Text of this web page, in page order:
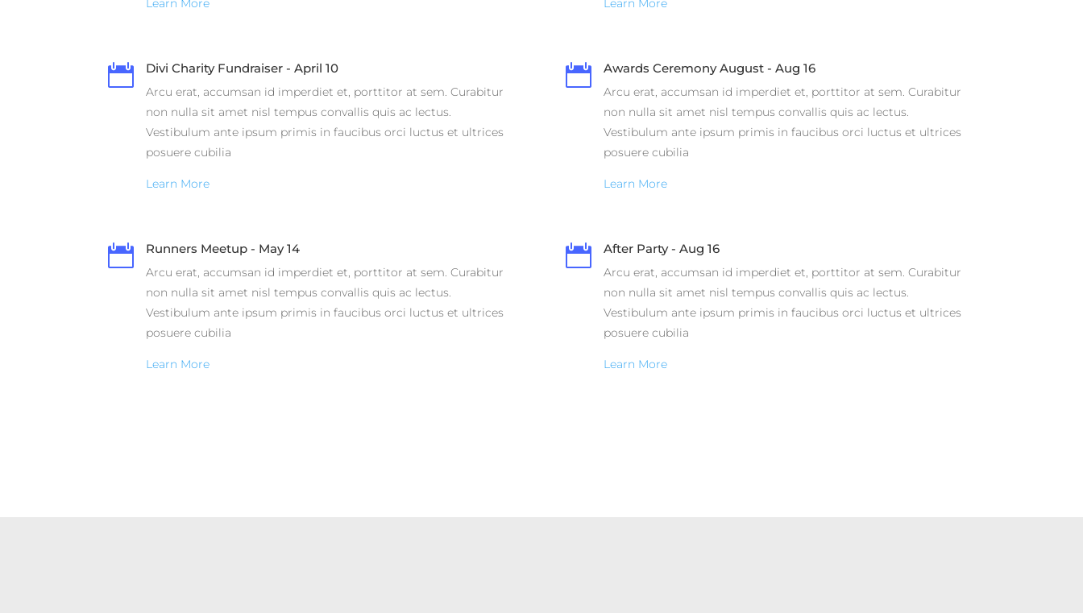
Learn More
 Divi Charity Fundraiser - April 10
Arcu erat, accumsan id imperdiet et, porttitor at sem. Curabitur
non nulla sit amet nisl tempus convallis quis ac lectus.
Vestibulum ante ipsum primis in faucibus orci luctus et ultrices
posuere cubilia
Learn More
 Runners Meetup - May 14
Arcu erat, accumsan id imperdiet et, porttitor at sem. Curabitur
non nulla sit amet nisl tempus convallis quis ac lectus.
Vestibulum ante ipsum primis in faucibus orci luctus et ultrices
posuere cubilia
Learn More
Learn More
 Awards Ceremony August - Aug 16
Arcu erat, accumsan id imperdiet et, porttitor at sem. Curabitur
non nulla sit amet nisl tempus convallis quis ac lectus.
Vestibulum ante ipsum primis in faucibus orci luctus et ultrices
posuere cubilia
Learn More
 After Party - Aug 16
Arcu erat, accumsan id imperdiet et, porttitor at sem. Curabitur
non nulla sit amet nisl tempus convallis quis ac lectus.
Vestibulum ante ipsum primis in faucibus orci luctus et ultrices
posuere cubilia
Learn More